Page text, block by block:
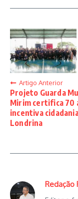
Artigo Anterior
Projeto Guarda
Mirim certifica 70
incentiva
Londrina
Redação